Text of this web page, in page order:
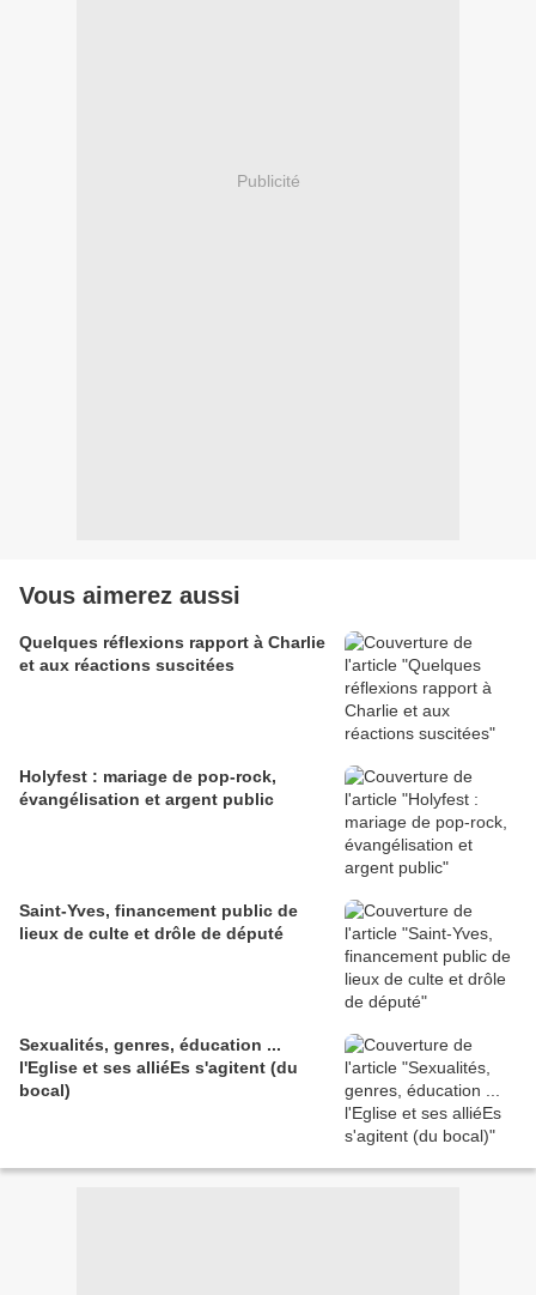
Publicité
Vous aimerez aussi
Quelques réflexions rapport à Charlie
et aux réactions suscitées
Holyfest : mariage de pop-rock,
évangélisation et argent public
Saint-Yves, financement public de
lieux de culte et drôle de député
Sexualités, genres, éducation ...
l'Eglise et ses alliéEs s'agitent (du
bocal)